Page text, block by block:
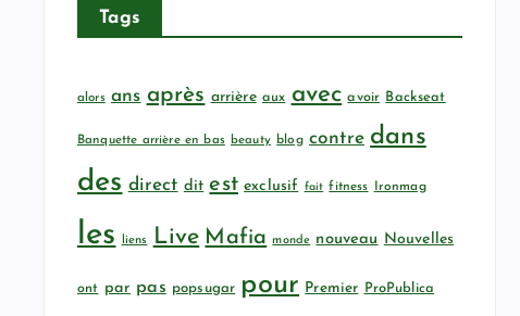
Tags
alors ans après arrière aux avec avoir Backseat
Banquette arrière en bas beauty blog contre dans
des direct dit est exclusif fait fitness Ironmag
les liens Live Mafia monde nouveau Nouvelles
ont par pas popsugar pour Premier ProPublica